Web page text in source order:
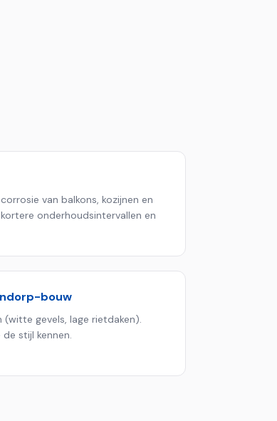
van balkons, kozijnen en
onderhoudsintervallen en
bouw
gevels, lage rietdaken).
stijl kennen.